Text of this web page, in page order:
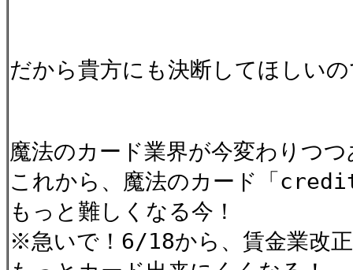
だから貴方にも決断してほしい
魔法のカード業界が今変わりつ
これから、魔法のカード「
もっと難しくなる今！
※急いで！6/18から、賃金業改